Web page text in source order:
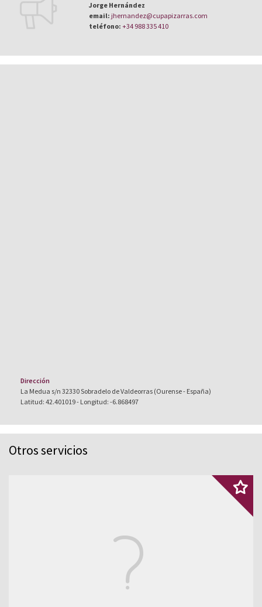
Jorge Hernández
email: jhernandez@cupapizarras.com
teléfono: +34 988 335 410
Dirección
La Medua s/n 32330 Sobradelo de Valdeorras (Ourense - España)
Latitud: 42.401019 - Longitud: -6.868497
Otros servicios